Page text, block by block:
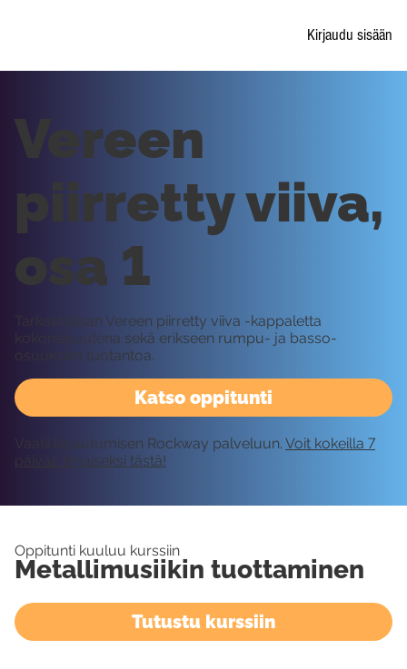
Kirjaudu sisään
Katso oppitunti
Vereen
piirretty viiva,
osa 1
Tarkastellaan Vereen piirretty viiva -kappaletta
kokonaisuutena sekä erikseen rumpu- ja basso-
osuuksien tuotantoa.
Vaatii kirjautumisen Rockway palveluun. Voit kokeilla 7
päivää ilmaiseksi tästä!
Oppitunti kuuluu kurssiin
Metallimusiikin tuottaminen
Tutustu kurssiin